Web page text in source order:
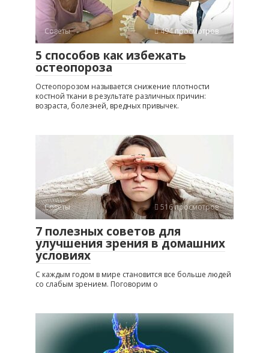
Советы 494 просмотров
5 способов как избежать
остеопороза
Остеопорозом называется снижение плотности
костной ткани в результате различных причин:
возраста, болезней, вредных привычек.
Советы 516 просмотров
7 полезных советов для
улучшения зрения в домашних
условиях
С каждым годом в мире становится все больше людей
со слабым зрением. Поговорим о